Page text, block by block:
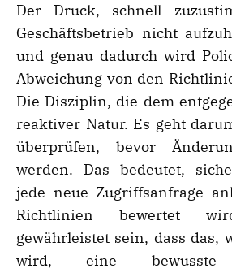
Der Druck, schnell
Geschäftsbetrieb nicht
und genau dadurch wird
Abweichung von den
Die Disziplin, die dem
reaktiver Natur. Es geht
überprüfen, bevor
werden. Das bedeutet,
jede neue Zugriffsanfrage
Richtlinien bewertet
gewährleistet sein, dass das,
wird, eine bewusste